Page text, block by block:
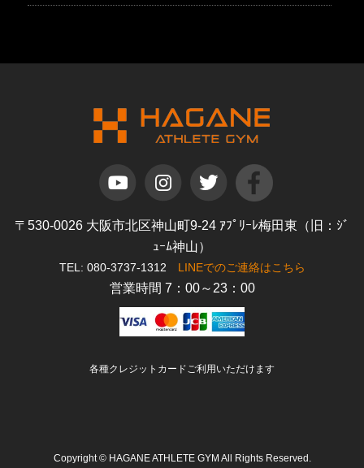
〒530-0026 大阪市北区神山町9-24 ｱﾌﾟﾘｰﾚ梅田東（旧：ｼﾞ
ｭｰﾑ神山）
TEL: 080-3737-1312 LINEでのご連絡はこちら
営業時間 7：00～23：00
各種クレジットカードご利用いただけます
Copyright © HAGANE ATHLETE GYM All Rights Reserved.